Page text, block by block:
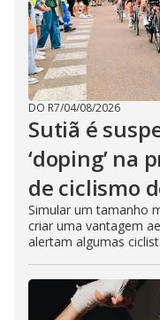
DO R7/04/08/2026
Sutiã é
‘doping’ na
de ciclismo
Simular um tamanho
criar uma vantagem
alertam algumas